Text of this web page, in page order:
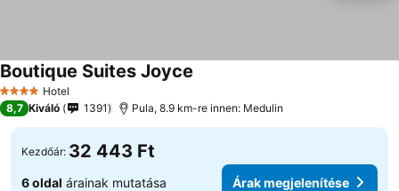
4 KategóriaHotel
Boutique Suites Joyce
8,7 Kiváló 1391 Pula, 8.9 km-re innen: Medulin
Kezdőár: 32 443 Ft
6 oldal árainak mutatása Árak megjelenítése